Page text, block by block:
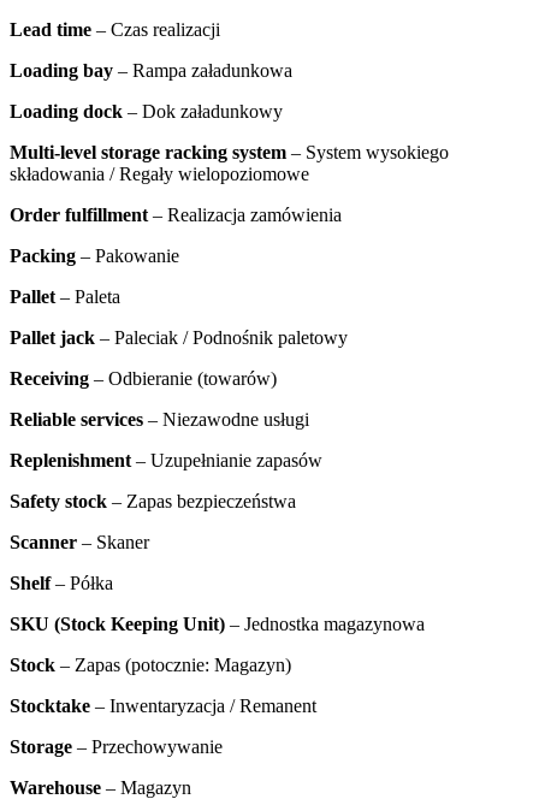
Lead time – Czas realizacji
Loading bay – Rampa załadunkowa
Loading dock – Dok załadunkowy
Multi-level storage racking system – System wysokiego
składowania / Regały wielopoziomowe
Order fulfillment – Realizacja zamówienia
Packing – Pakowanie
Pallet – Paleta
Pallet jack – Paleciak / Podnośnik paletowy
Receiving – Odbieranie (towarów)
Reliable services – Niezawodne usługi
Replenishment – Uzupełnianie zapasów
Safety stock – Zapas bezpieczeństwa
Scanner – Skaner
Shelf– Półka
SKU (Stock Keeping Unit) – Jednostka magazynowa
Stock – Zapas (potocznie: Magazyn)
Stocktake – Inwentaryzacja / Remanent
Storage – Przechowywanie
Warehouse – Magazyn